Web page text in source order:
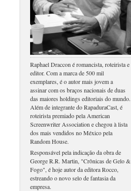
Raphael Draccon é romancista, roteirista e
editor. Com a marca de 500 mil
exemplares, é o autor mais jovem a
assinar com os braços nacionais de duas
das maiores holdings editoriais do mundo.
Além de integrante do RapaduraCast, é
roteirista premiado pela American
Screenwriter Association e chegou à lista
dos mais vendidos no México pela
Random House.
Responsável pela indicação da obra de
George R.R. Martin, "Crônicas de Gelo &
Fogo", é hoje autor da editora Rocco,
estreando o novo selo de fantasia da
empresa.